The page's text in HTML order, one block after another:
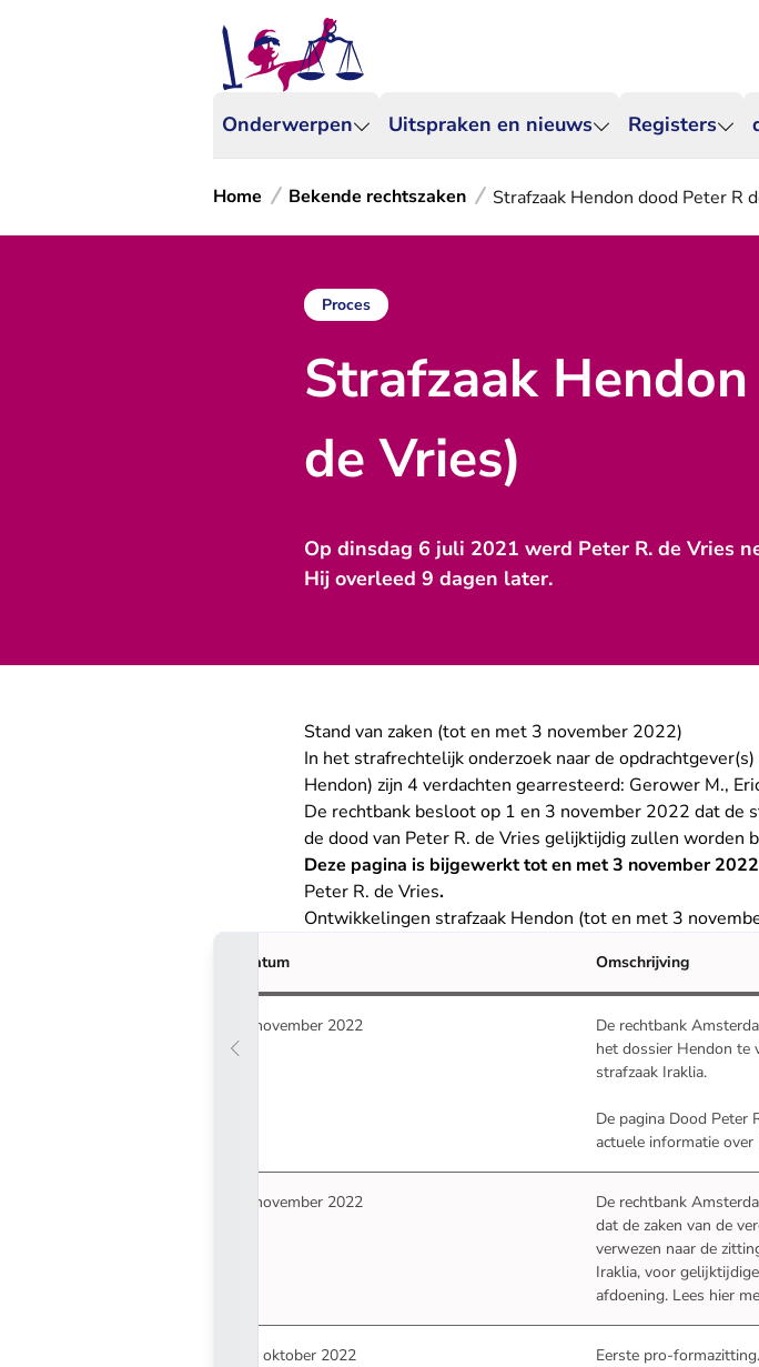
Onderwerpen Uitspraken en nieuws Registers
Home Bekende rechtszaken Strafzaak Hendon dood Peter R
Proces
Strafzaak
de Vries)
Op dinsdag 6 juli 2021 werd Peter R. de Vries
Hij overleed 9 dagen later.
Stand van zaken (tot en met 3 november 2022)
In het strafrechtelijk onderzoek naar de
Hendon) zijn 4 verdachten gearresteerd: Gerower M.,
De rechtbank besloot op 1 en 3 november 2022 dat de
de dood van Peter R. de Vries gelijktijdig zullen worden
Deze pagina is bijgewerkt tot en met 3 november
Peter R. de Vries.
Ontwikkelingen strafzaak Hendon (tot en met 3
Datum Omschrijving
3 november 2022
De rechtbank
het dossier Hendon te
strafzaak Iraklia.
De pagina Dood Peter
actuele informatie
1 november 2022
De rechtbank
dat de zaken van de
verwezen naar de
Iraklia, voor
afdoening. Lees hier
13 oktober 2022
Eerste pro-